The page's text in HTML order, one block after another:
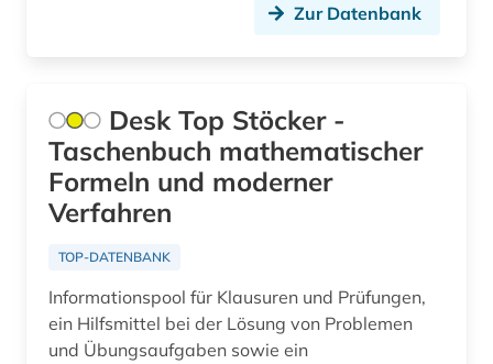
altenpflege (5)
alter (3)
alter druck (2)
alter orient (7)
altern (2)
Zur Datenbank
Desk Top Stöcker -
Taschenbuch mathematischer
Formeln und moderner
Verfahren
TOP-DATENBANK
Informationspool für Klausuren und Prüfungen,
ein Hilfsmittel bei der Lösung von Problemen
und Übungsaufgaben sowie ein